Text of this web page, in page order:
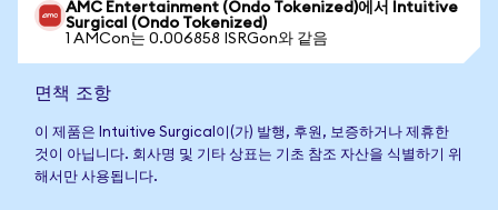
AMC Entertainment (Ondo Tokenized)에서 Intuitive
Surgical (Ondo Tokenized)
1 AMCon는 0.006858 ISRGon와 같음
면책 조항
이 제품은 Intuitive Surgical이(가) 발행, 후원, 보증하거나 제휴한
것이 아닙니다. 회사명 및 기타 상표는 기초 참조 자산을 식별하기 위
해서만 사용됩니다.